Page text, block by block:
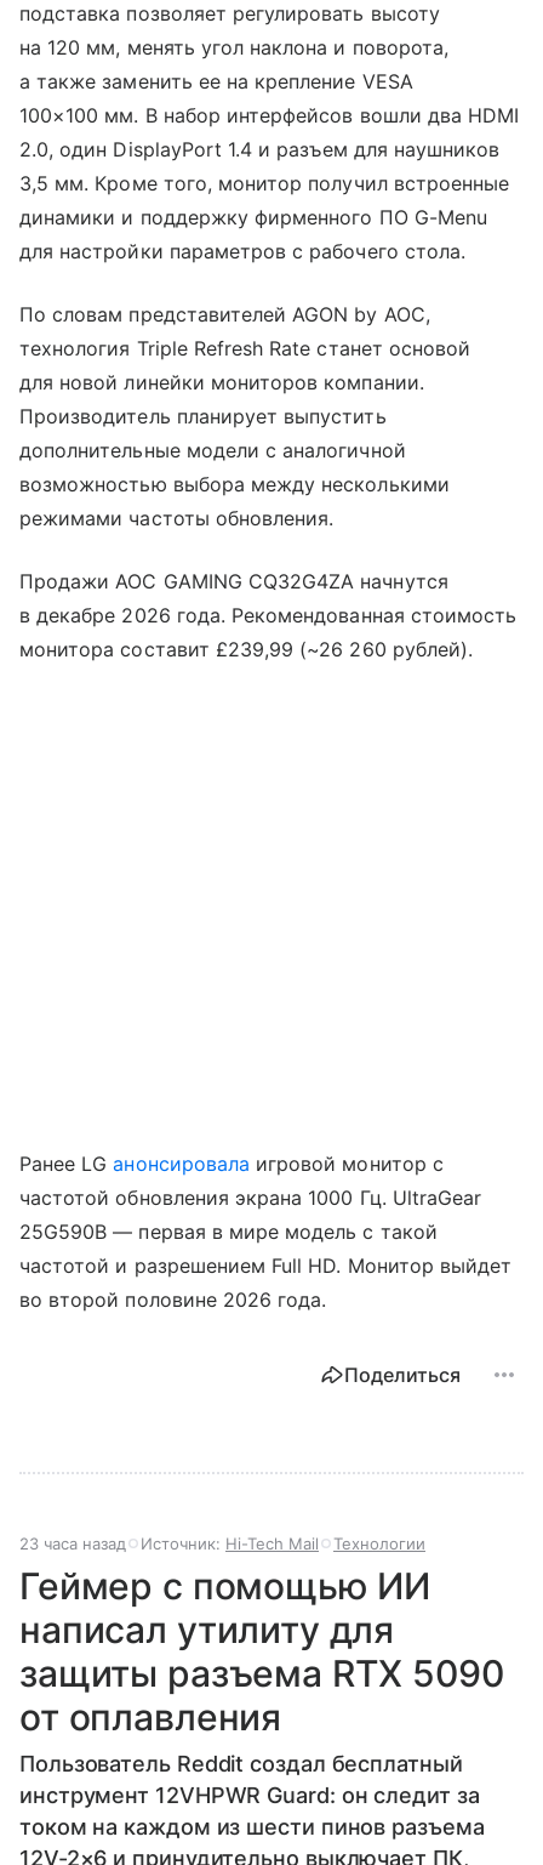
подставка позволяет регулировать высоту
на 120 мм, менять угол наклона и поворота,
а также заменить ее на крепление VESA
100×100 мм. В набор интерфейсов вошли два HDMI
2.0, один DisplayPort 1.4 и разъем для наушников
3,5 мм. Кроме того, монитор получил встроенные
динамики и поддержку фирменного ПО G-Menu
для настройки параметров с рабочего стола.
По словам представителей AGON by AOC,
технология Triple Refresh Rate станет основой
для новой линейки мониторов компании.
Производитель планирует выпустить
дополнительные модели с аналогичной
возможностью выбора между несколькими
режимами частоты обновления.
Продажи AOC GAMING CQ32G4ZA начнутся
в декабре 2026 года. Рекомендованная стоимость
монитора составит £239,99 (~26 260 рублей).
Ранее LGанонсировала игровой монитор с
частотой обновления экрана 1000 Гц. UltraGear
25G590B — первая в мире модель с такой
частотой и разрешением Full HD. Монитор выйдет
во второй половине 2026 года.
Поделиться
23 часа назад Источник: Hi-Tech Mail Технологии
Геймер с помощью ИИ
написал утилиту для
защиты разъема RTX 5090
от оплавления
Пользователь Reddit создал бесплатный
инструмент 12VHPWR Guard: он следит за
током на каждом из шести пинов разъема
12V-2×6 и принудительно выключает ПК,